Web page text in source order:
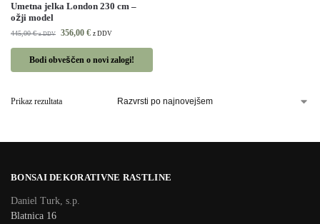
Umetna jelka London 230 cm –
ožji model
445,00€ z DDV 356,00 € z DDV
Bodi obveščen o novi zalogi!
Prikaz rezultata
BONSAI DEKORATIVNE RASTLINE
Daniel Turk, s.p.
Blatnica 16